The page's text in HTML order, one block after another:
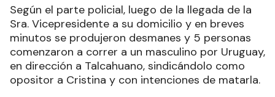
Según el parte policial, luego de la llegada de la
Sra. Vicepresidente a su domicilio y en breves
minutos se produjeron desmanes y 5 personas
comenzaron a correr a un masculino por Uruguay,
en dirección a Talcahuano, sindicándolo como
opositor a Cristina y con intenciones de matarla.